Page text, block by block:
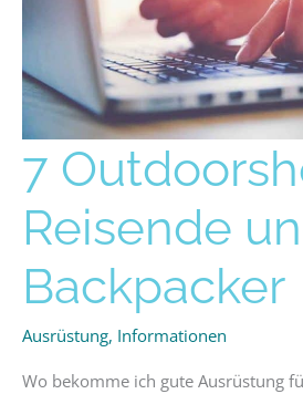
7
Reisende
Backpacker
Ausrüstung, Informationen
Wo bekomme ich gute Ausrüstung
Outdoorshops
Reisende
Backpacker